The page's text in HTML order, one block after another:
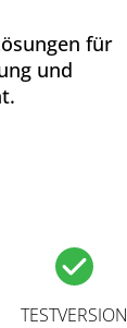
für
und
TESTVERSION